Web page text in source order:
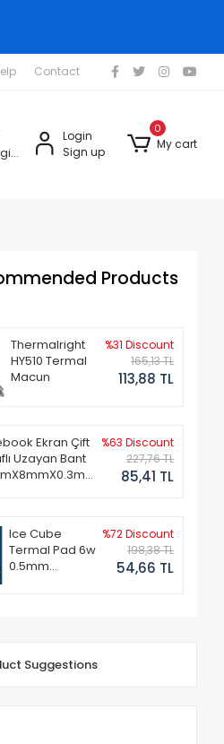
Contact
Select Region
Login
Sign up
0
My cart
Products
Thermalright
HY510 Termal
Macun
%31 Discount
165,13 TL
113,88 TL
Ekran Çift
Uzayan Bant
%63 Discount
227,76 TL
85,41 TL
Ice Cube
Termal Pad 6w
0.5mm
%72 Discount
198,38 TL
54,66 TL
Suggestions